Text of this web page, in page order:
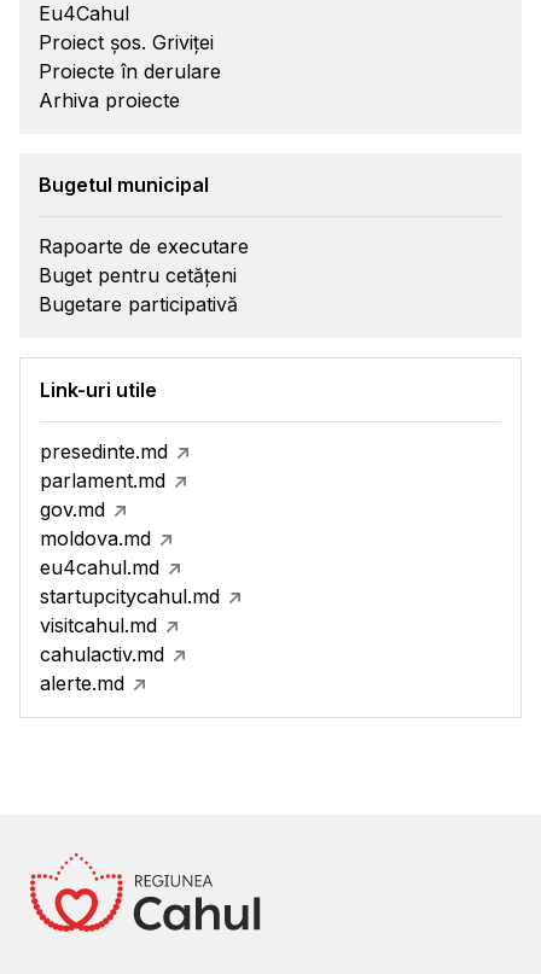
Eu4Cahul
Proiect șos. Griviței
Proiecte în derulare
Arhiva proiecte
Bugetul municipal
Rapoarte de executare
Buget pentru cetățeni
Bugetare participativă
Link-uri utile
presedinte.md
parlament.md
gov.md
moldova.md
eu4cahul.md
startupcitycahul.md
visitcahul.md
cahulactiv.md
alerte.md